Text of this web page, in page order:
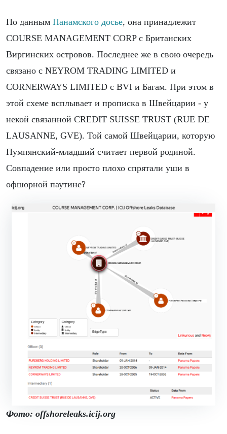
По данным Панамского досье, она принадлежит
COURSE MANAGEMENT CORP с Британских
Виргинских островов. Последнее же в свою очередь
связано с NEYROM TRADING LIMITED и
CORNERWAYS LIMITED с BVI и Багам. При этом в
этой схеме всплывает и прописка в Швейцарии - у
некой связанной CREDIT SUISSE TRUST (RUE DE
LAUSANNE, GVE). Той самой Швейцарии, которую
Пумпянский-младший считает первой родиной.
Совпадение или просто плохо спрятали уши в
офшорной паутине?
Фото: offshoreleaks.icij.org